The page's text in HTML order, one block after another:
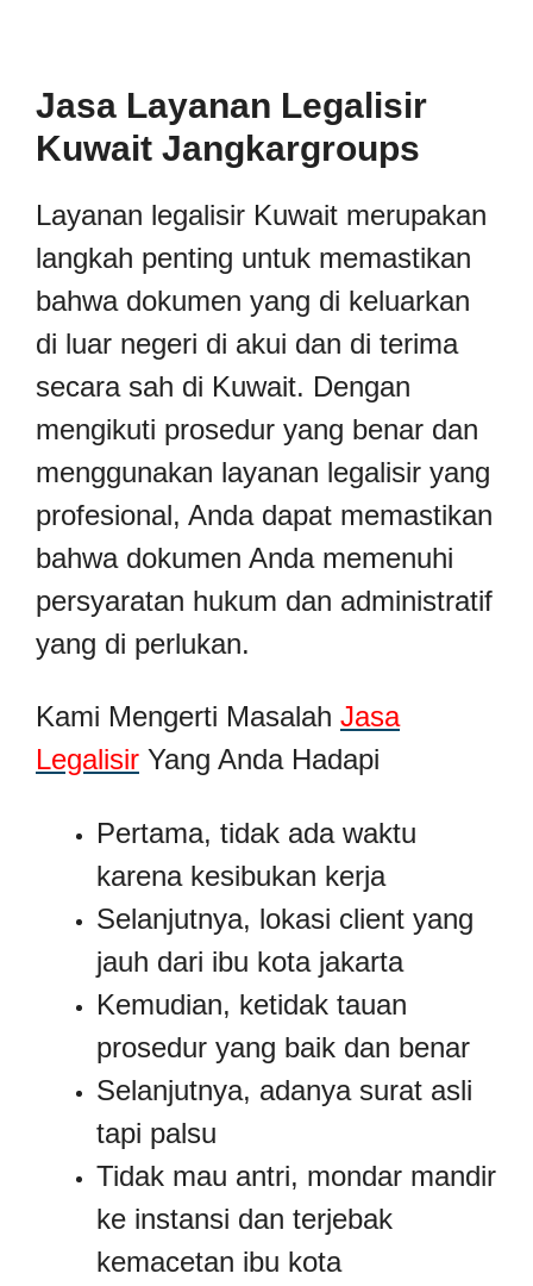
Jasa Layanan Legalisir
Kuwait Jangkargroups
Layanan legalisir Kuwait merupakan
langkah penting untuk memastikan
bahwa dokumen yang di keluarkan
di luar negeri di akui dan di terima
secara sah di Kuwait. Dengan
mengikuti prosedur yang benar dan
menggunakan layanan legalisir yang
profesional, Anda dapat memastikan
bahwa dokumen Anda memenuhi
persyaratan hukum dan administratif
yang di perlukan.
Kami Mengerti Masalah Jasa
Legalisir Yang Anda Hadapi
Pertama, tidak ada waktu
karena kesibukan kerja
Selanjutnya, lokasi client yang
jauh dari ibu kota jakarta
Kemudian, ketidak tauan
prosedur yang baik dan benar
Selanjutnya, adanya surat asli
tapi palsu
Tidak mau antri, mondar mandir
ke instansi dan terjebak
kemacetan ibu kota